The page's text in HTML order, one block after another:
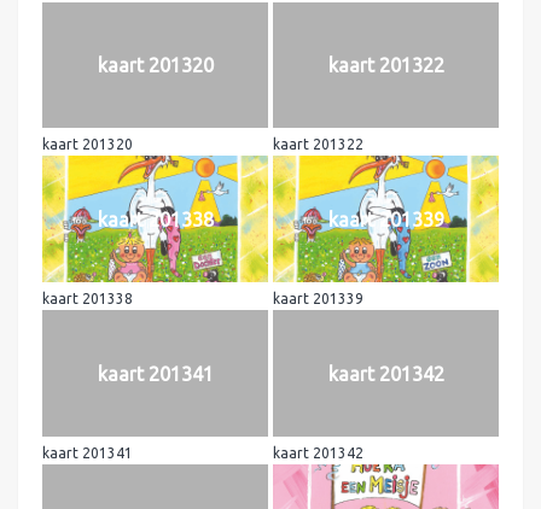
kaart 201320
kaart 201320
kaart 201322
kaart 201322
kaart 201338
kaart 201338
kaart 201339
kaart 201339
kaart 201341
kaart 201341
kaart 201342
kaart 201342